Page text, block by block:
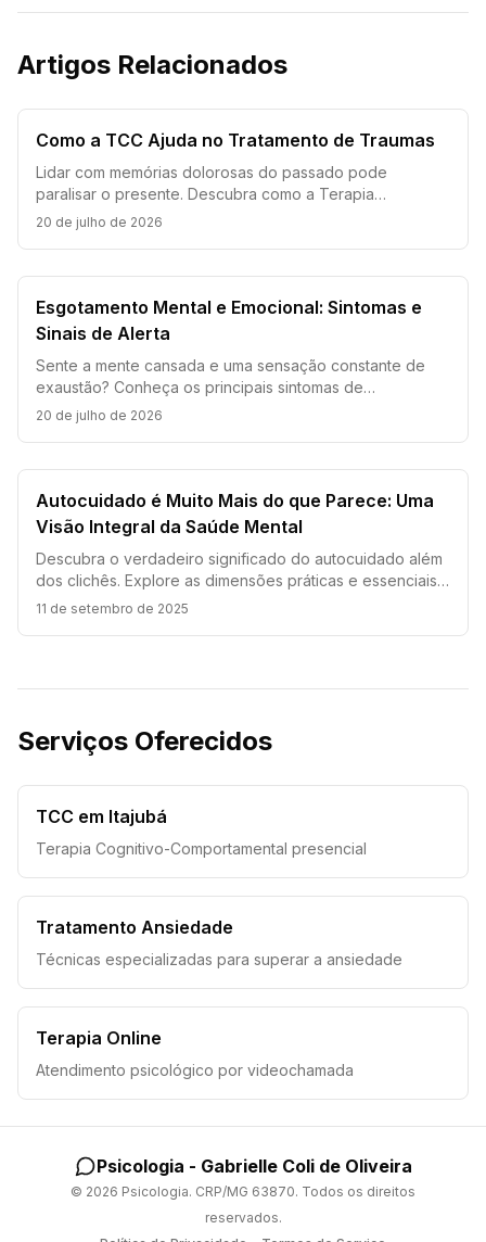
Artigos Relacionados
Como a TCC Ajuda no Tratamento de Traumas
Lidar com memórias dolorosas do passado pode
paralisar o presente. Descubra como a Terapia
Cognitivo-Comportamental atua de forma segura no
20 de julho de 2026
Esgotamento Mental e Emocional: Sintomas e
Sinais de Alerta
Sente a mente cansada e uma sensação constante de
exaustão? Conheça os principais sintomas de
esgotamento mental e emocional, e descubra como a
20 de julho de 2026
Autocuidado é Muito Mais do que Parece: Uma
Visão Integral da Saúde Mental
Descubra o verdadeiro significado do autocuidado além
dos clichês. Explore as dimensões práticas e essenciais
que realmente impactam sua saúde mental e qualidade
11 de setembro de 2025
Serviços Oferecidos
TCC em Itajubá
Terapia Cognitivo-Comportamental presencial
Tratamento Ansiedade
Técnicas especializadas para superar a ansiedade
Terapia Online
Atendimento psicológico por videochamada
Psicologia - Gabrielle Coli de Oliveira
© 2026 Psicologia. CRP/MG 63870. Todos os direitos
reservados.